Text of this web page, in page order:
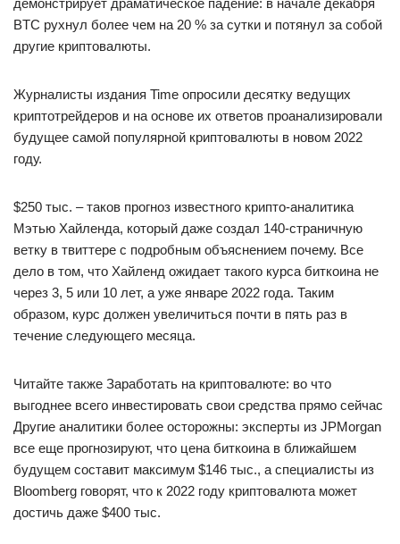
демонстрирует драматическое падение: в начале декабря
BTC рухнул более чем на 20 % за сутки и потянул за собой
другие криптовалюты.
Журналисты издания Time опросили десятку ведущих
криптотрейдеров и на основе их ответов проанализировали
будущее самой популярной криптовалюты в новом 2022
году.
$250 тыс. – таков прогноз известного крипто-аналитика
Мэтью Хайленда, который даже создал 140-страничную
ветку в твиттере с подробным объяснением почему. Все
дело в том, что Хайленд ожидает такого курса биткоина не
через 3, 5 или 10 лет, а уже январе 2022 года. Таким
образом, курс должен увеличиться почти в пять раз в
течение следующего месяца.
Читайте также Заработать на криптовалюте: во что
выгоднее всего инвестировать свои средства прямо сейчас
Другие аналитики более осторожны: эксперты из JPMorgan
все еще прогнозируют, что цена биткоина в ближайшем
будущем составит максимум $146 тыс., а специалисты из
Bloomberg говорят, что к 2022 году криптовалюта может
достичь даже $400 тыс.